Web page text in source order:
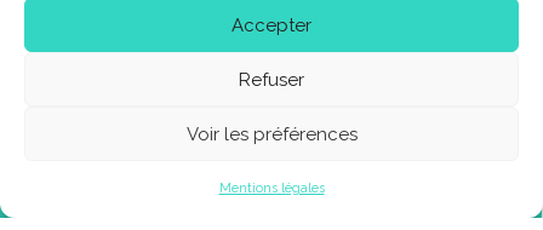
Accepter
Refuser
Voir les préférences
Mentions légales
bénéficient du soutien du Conseil Départemental de Seine-et-Marne et
de la Direction régionale des Affaires Culturelles d’Île-de-France
(Ministère de la Culture et de la Communication), du Conseil Régional
d’Île-de-France, de la SACEM et du CNM.
la newsletter